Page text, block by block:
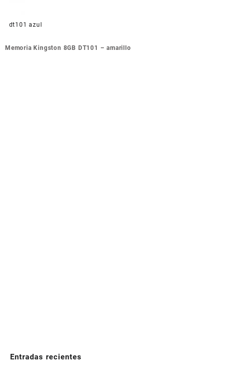
dt101 azul
Navegación
Memoria Kingston 8GB DT101 – amarillo
Entradas recientes